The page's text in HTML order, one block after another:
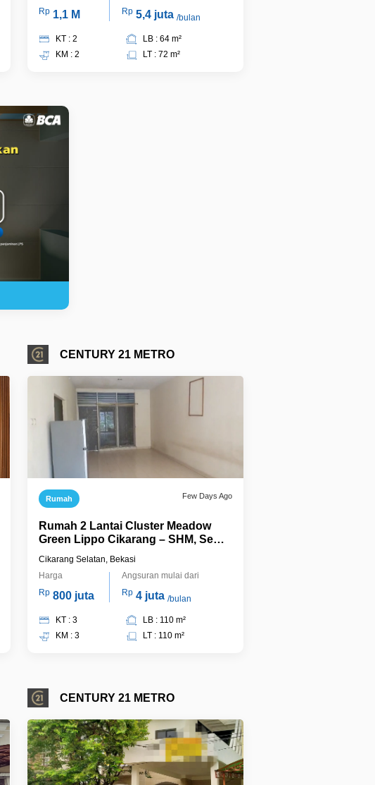
Rp 1,1 M
Rp 5,4 juta /bulan
KT : 2
KM : 2
LB : 64 m²
LT : 72 m²
CENTURY 21 METRO
Rumah Few Days Ago
Rumah 2 Lantai Cluster Meadow
Green Lippo Cikarang – SHM, Semi
Cikarang Selatan, Bekasi
Harga
Rp 800 juta
Angsuran mulai dari
Rp 4 juta /bulan
KT : 3
KM : 3
LB : 110 m²
LT : 110 m²
CENTURY 21 METRO